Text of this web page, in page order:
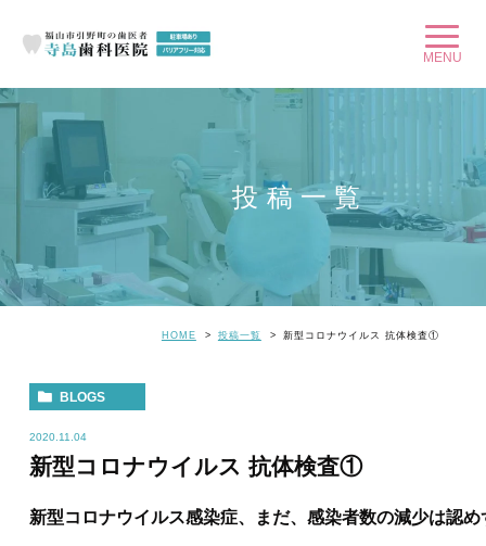
投稿一覧
HOME 投稿一覧 新型コロナウイルス 抗体検査①
BLOGS
2020.11.04
新型コロナウイルス 抗体検査①
新型コロナウイルス感染症、まだ、感染者数の減少は認め